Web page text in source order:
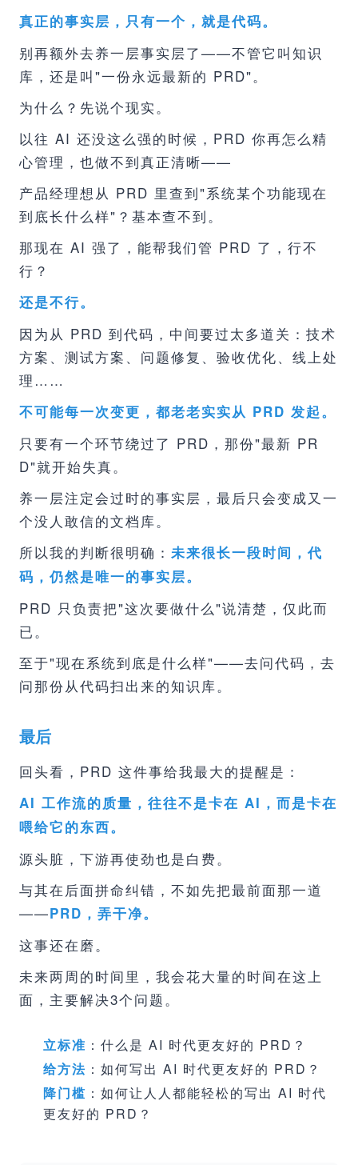
真正的事实层，只有一个，就是代码。
别再额外去养一层事实层了——不管它叫知识
库，还是叫"一份永远最新的 PRD"。
为什么？先说个现实。
以往 AI 还没这么强的时候，PRD 你再怎么精
心管理，也做不到真正清晰——
产品经理想从 PRD 里查到"系统某个功能现在
到底长什么样"？基本查不到。
那现在 AI 强了，能帮我们管 PRD 了，行不
行？
还是不行。
因为从 PRD 到代码，中间要过太多道关：技术
方案、测试方案、问题修复、验收优化、线上处
理……
不可能每一次变更，都老老实实从 PRD 发起。
只要有一个环节绕过了 PRD，那份"最新 PR
D"就开始失真。
养一层注定会过时的事实层，最后只会变成又一
个没人敢信的文档库。
所以我的判断很明确： 未来很长一段时间，代
码，仍然是唯一的事实层。
PRD 只负责把"这次要做什么"说清楚，仅此而
已。
至于"现在系统到底是什么样"——去问代码，去
问那份从代码扫出来的知识库。
最后
回头看，PRD 这件事给我最大的提醒是：
AI 工作流的质量，往往不是卡在 AI，而是卡在
喂给它的东西。
源头脏，下游再使劲也是白费。
与其在后面拼命纠错，不如先把最前面那一道
——PRD，弄干净。
这事还在磨。
未来两周的时间里，我会花大量的时间在这上
面，主要解决3个问题。
立标准 ：什么是 AI 时代更友好的 PRD？
给方法 ：如何写出 AI 时代更友好的 PRD？
降门槛 ：如何让人人都能轻松的写出 AI 时代
更友好的 PRD？